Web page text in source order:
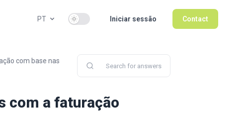
PT Use setting Iniciar sessão Contact
com base nas
com a faturação